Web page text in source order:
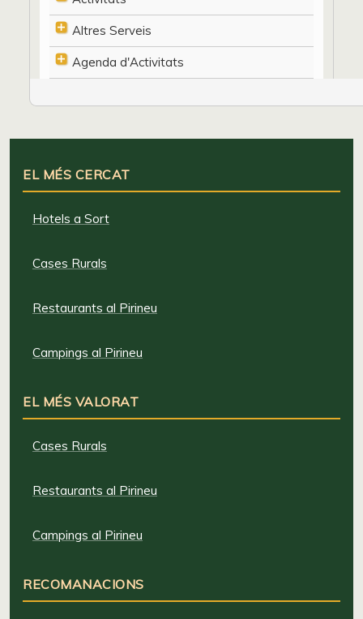
Altres Serveis
Agenda d'Activitats
EL MÉS CERCAT
Hotels a Sort
Cases Rurals
Restaurants al Pirineu
Campings al Pirineu
EL MÉS VALORAT
Cases Rurals
Restaurants al Pirineu
Campings al Pirineu
RECOMANACIONS